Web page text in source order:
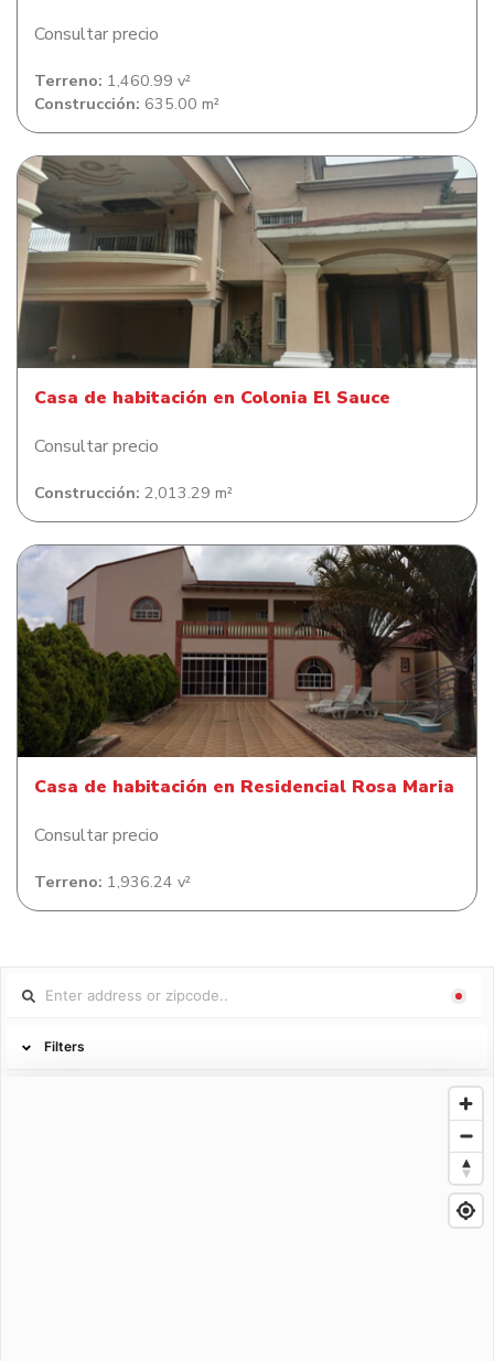
Consultar precio
Terreno: 1,460.99 v²
Construcción: 635.00 m²
Casa de habitación en Colonia El Sauce
Casa de habitación en Colonia El Sauce
Consultar precio
Construcción: 2,013.29 m²
Casa de habitación en Residencial Rosa Maria
Casa de habitación en Residencial Rosa Maria
Consultar precio
Terreno: 1,936.24 v²
Filters